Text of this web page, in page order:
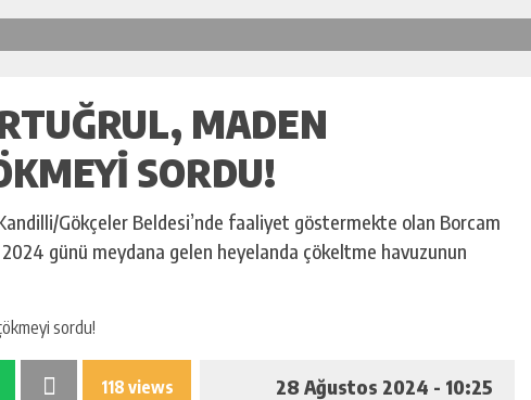
MADEN
SORDU!
Gökçeler Beldesi’nde faaliyet göstermekte olan Borcam
günü meydana gelen heyelanda çökeltme havuzunun
118 views 28 Ağustos 2024 - 10:25